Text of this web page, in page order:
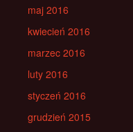
maj 2016
kwiecień 2016
marzec 2016
luty 2016
styczeń 2016
grudzień 2015